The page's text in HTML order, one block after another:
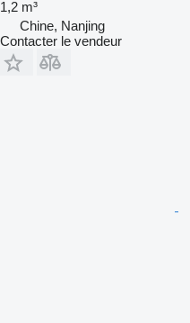
1,2 m³
Chine, Nanjing
Contacter le vendeur